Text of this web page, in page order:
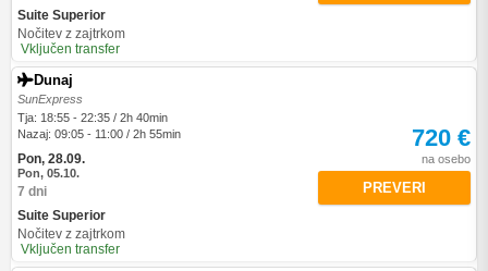
Suite Superior
Nočitev z zajtrkom
Vključen transfer
Dunaj
SunExpress
Tja: 18:55 - 22:35 / 2h 40min
Nazaj: 09:05 - 11:00 / 2h 55min
Pon, 28.09.
Pon, 05.10.
7 dni
Suite Superior
Nočitev z zajtrkom
Vključen transfer
720 €
na osebo
PREVERI